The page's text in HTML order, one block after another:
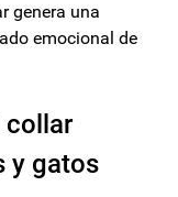
genera una
emocional de
collar
y gatos